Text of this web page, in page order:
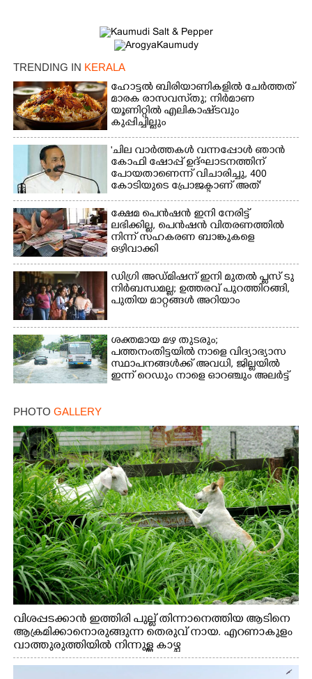
TRENDING IN KERALA
ഹോട്ടൽ ബിരിയാണികളിൽ ചേർത്തത്
മാരക രാസവസ്‌തു; നിർമാണ
യൂണിറ്റിൽ എലികാഷ്‌ടവും
കുപ്പിച്ചില്ലും
'ചില വാർത്തകൾ വന്നപ്പോൾ ഞാൻ
കോഫി ഷോപ്പ് ഉദ്ഘാടനത്തിന്
പോയതാണെന്ന് വിചാരിച്ചു, 400
കോടിയുടെ പ്രോജക്ടാണ് അത്'
ക്ഷേമ പെൻഷൻ ഇനി നേരിട്ട്
ലഭിക്കില്ല,​ പെൻഷൻ വിതരണത്തിൽ
നിന്ന് സഹകരണ ബാങ്കുകളെ
ഒഴിവാക്കി
ഡിഗ്രി അഡ്മിഷന് ഇനി മുതൽ പ്ലസ് ടു
നിർബന്ധമല്ല; ഉത്തരവ് പുറത്തിറങ്ങി,
പുതിയ മാറ്റങ്ങൾ അറിയാം
ശക്തമായ മഴ തുടരും;
പത്തനംതിട്ടയിൽ നാളെ വിദ്യാഭ്യാസ
സ്ഥാപനങ്ങൾക്ക് അവധി,​ ജില്ലയിൽ
ഇന്ന് റെ‌ഡും നാളെ ഓറഞ്ചും അലർട്ട്
PHOTO GALLERY
വിശപ്പടക്കാൻ ഇത്തിരി പുല്ല് തിന്നാനെത്തിയ ആടിനെ
ആക്രമിക്കാനൊരുങ്ങുന്ന തെരുവ് നായ. എറണാകുളം
വാത്തുരുത്തിയിൽ നിന്നുള്ള കാഴ്ച
×
Share this link
Copy Link